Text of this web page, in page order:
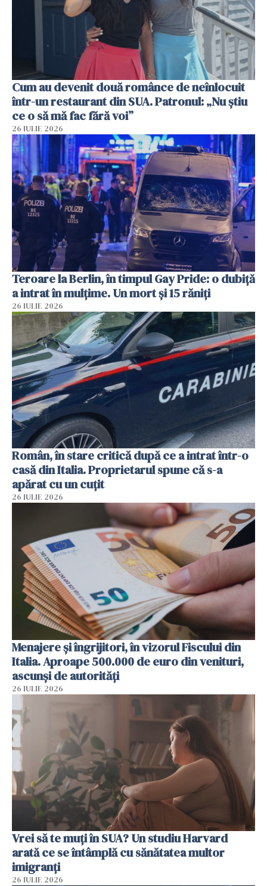
Cum au devenit două românce de neînlocuit
într-un restaurant din SUA. Patronul: „Nu știu
ce o să mă fac fără voi”
26 IULIE 2026
Teroare la Berlin, în timpul Gay Pride: o dubiță
a intrat în mulțime. Un mort și 15 răniți
26 IULIE 2026
Român, în stare critică după ce a intrat într-o
casă din Italia. Proprietarul spune că s-a
apărat cu un cuțit
26 IULIE 2026
Menajere și îngrijitori, în vizorul Fiscului din
Italia. Aproape 500.000 de euro din venituri,
ascunși de autorități
26 IULIE 2026
Vrei să te muți în SUA? Un studiu Harvard
arată ce se întâmplă cu sănătatea multor
imigranți
26 IULIE 2026